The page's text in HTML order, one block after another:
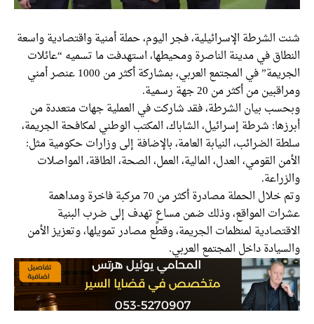
شنت الشرطة الإسرائيلية، فجر اليوم، حملة أمنية واقتصادية واسعة
النطاق في مدينة الناصرة ومحيطها، استهدفت ما تسميه “عائلات
الجريمة” في المجتمع العربي، بمشاركة أكثر من 1000 عنصر أمني
ومراقبين من أكثر من 20 جهة رسمية.
وبحسب بيان الشرطة، فقد شاركت في العملية جهات متعددة من
أبرزها: شرطة إسرائيل، الشاباك، المكتب الوطني لمكافحة الجريمة،
سلطة الضرائب، النيابة العامة، بالإضافة إلى وزارات حكومية مثل:
الأمن القومي، العدل، المالية، العمل، الصحة، الطاقة، المواصلات
والزراعة.
وتم خلال الحملة مصادرة أكثر من 70 مركبة فاخرة ومداهمة
عشرات المواقع، وذلك ضمن مساعٍ تهدف إلى ضرب البنية
الاقتصادية لمنظمات الجريمة، وقطع مصادر تمويلها، وتعزيز الأمن
والسيادة داخل المجتمع العربي.